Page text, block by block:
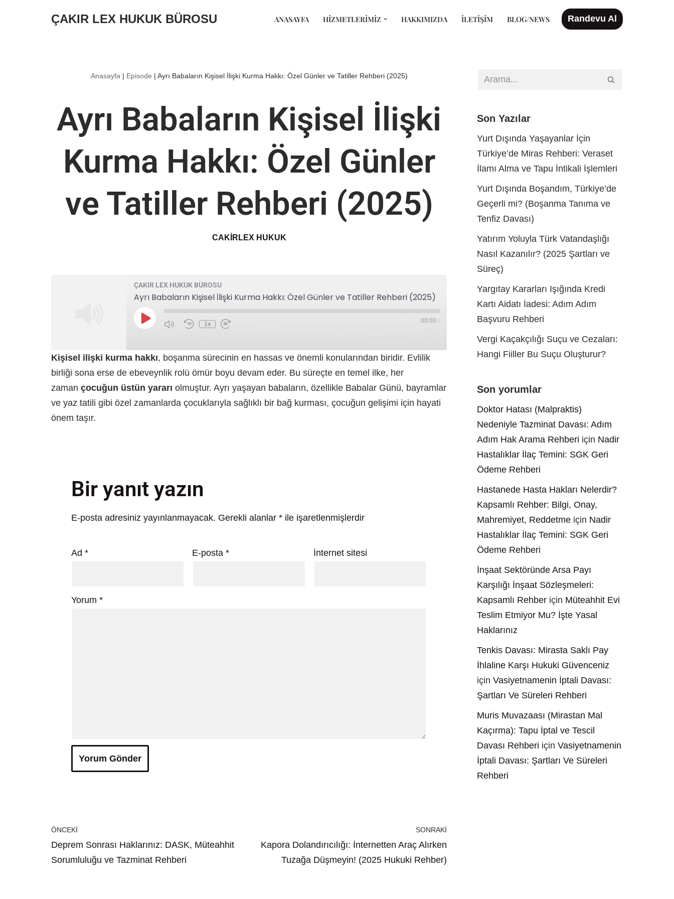
ÇAKIR LEX HUKUK BÜROSU ANASAYFA HIZMETLERIMIZ HAKKIMIZDA İLETIŞIM BLOG/NEWS Randevu Al
Anasayfa | Episode | Ayrı Babaların Kişisel İlişki Kurma Hakkı: Özel Günler ve Tatiller Rehberi (2025)
Ayrı Babaların Kişisel İlişki
Kurma Hakkı: Özel Günler
ve Tatiller Rehberi (2025)
CAKIRLEX HUKUK
ÇAKIR LEX HUKUK BÜROSU
Ayrı Babaların Kişisel İlişki Kurma Hakkı: Özel Günler ve Tatiller Rehberi (2025)
1x 00:00 /
Kişisel ilişki kurma hakkı, boşanma sürecinin en hassas ve önemli konularından biridir. Evlilik
birliği sona erse de ebeveynlik rolü ömür boyu devam eder. Bu süreçte en temel ilke, her
zaman çocuğun üstün yararı olmuştur. Ayrı yaşayan babaların, özellikle Babalar Günü, bayramlar
ve yaz tatili gibi özel zamanlarda çocuklarıyla sağlıklı bir bağ kurması, çocuğun gelişimi için hayati
önem taşır.
Bir yanıt yazın
E-posta adresiniz yayınlanmayacak. Gerekli alanlar * ile işaretlenmişlerdir
Ad * E-posta* İnternet sitesi
Yorum *
ÖNCEKI
Deprem Sonrası Haklarınız: DASK, Müteahhit
Sorumluluğu ve Tazminat Rehberi
SONRAKI
Kapora Dolandırıcılığı: İnternetten Araç Alırken
Tuzağa Düşmeyin! (2025 Hukuki Rehber)
Son Yazılar
Yurt Dışında Yaşayanlar İçin
Türkiye’de Miras Rehberi: Veraset
İlamı Alma ve Tapu İntikali İşlemleri
Yurt Dışında Boşandım, Türkiye’de
Geçerli mi? (Boşanma Tanıma ve
Tenfiz Davası)
Yatırım Yoluyla Türk Vatandaşlığı
Nasıl Kazanılır? (2025 Şartları ve
Süreç)
Yargıtay Kararları Işığında Kredi
Kartı Aidatı İadesi: Adım Adım
Başvuru Rehberi
Vergi Kaçakçılığı Suçu ve Cezaları:
Hangi Fiiller Bu Suçu Oluşturur?
Son yorumlar
Doktor Hatası (Malpraktis)
Nedeniyle Tazminat Davası: Adım
Adım Hak Arama Rehberi için Nadir
Hastalıklar İlaç Temini: SGK Geri
Ödeme Rehberi
Hastanede Hasta Hakları Nelerdir?
Kapsamlı Rehber: Bilgi, Onay,
Mahremiyet, Reddetme için Nadir
Hastalıklar İlaç Temini: SGK Geri
Ödeme Rehberi
İnşaat Sektöründe Arsa Payı
Karşılığı İnşaat Sözleşmeleri:
Kapsamlı Rehber için Müteahhit Evi
Teslim Etmiyor Mu? İşte Yasal
Haklarınız
Tenkis Davası: Mirasta Saklı Pay
İhlaline Karşı Hukuki Güvenceniz
için Vasiyetnamenin İptali Davası:
Şartları Ve Süreleri Rehberi
Muris Muvazaası (Mirastan Mal
Kaçırma): Tapu İptal ve Tescil
Davası Rehberi için Vasiyetnamenin
İptali Davası: Şartları Ve Süreleri
Rehberi